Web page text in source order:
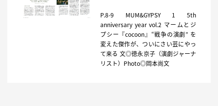
P.8-9 MUM&GYPSY 1 5th
anniversary year vol.2 マームとジ
プシー『cocoon』“戦争の演劇” を
変えた傑作が、ついにさい芸にやっ
て来る 文◎徳永京子（演劇ジャーナ
リスト）Photo◎岡本尚文